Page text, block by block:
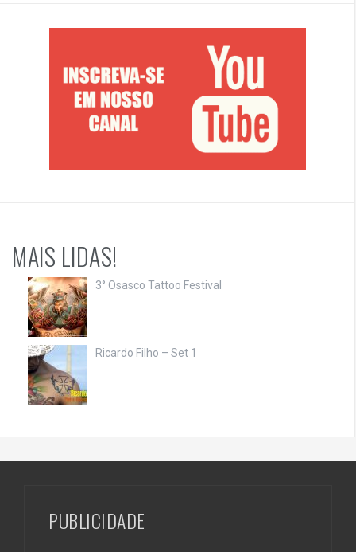
MAIS LIDAS!
3° Osasco Tattoo Festival
Ricardo Filho – Set 1
PUBLICIDADE